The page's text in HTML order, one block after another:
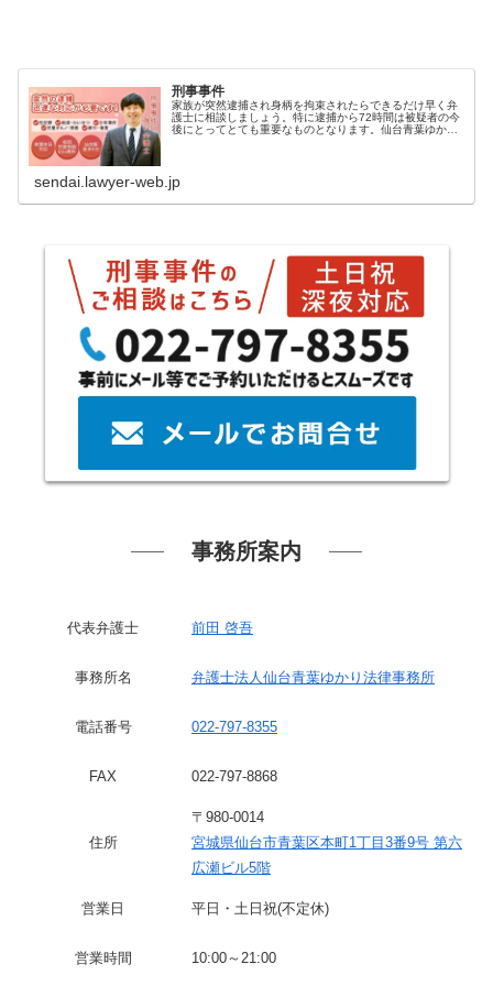
刑事事件
家族が突然逮捕され身柄を拘束されたらできるだけ早く弁
護士に相談しましょう。特に逮捕から72時間は被疑者の今
後にとってとても重要なものとなります。仙台青葉ゆかり
sendai.lawyer-web.jp
事務所案内
代表弁護士 前田 啓吾
事務所名 弁護士法人仙台青葉ゆかり法律事務所
電話番号 022-797-8355
FAX 022-797-8868
住所
〒980-0014
宮城県仙台市青葉区本町1丁目3番9号 第六
広瀬ビル5階
営業日 平日・土日祝(不定休)
営業時間 10:00～21:00